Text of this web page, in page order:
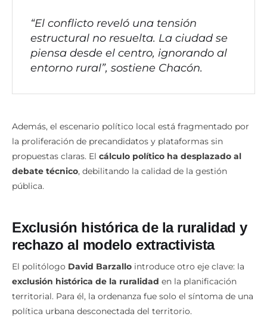
“El conflicto reveló una tensión
estructural no resuelta. La ciudad se
piensa desde el centro, ignorando al
Además, el escenario político local está fragmentado por
la proliferación de precandidatos y plataformas sin
propuestas claras. Elcálculo político ha desplazado al
debate técnico
Exclusión histórica de la ruralidad y
rechazo al modelo extractivista
El politólogoDavid Barzallointroduce otro eje clave: la
exclusión histórica de la ruralidad en la planificación
territorial. Para él, la ordenanza fue solo el síntoma de una